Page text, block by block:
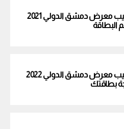
نتائج يانصيب معرض دمشق الدولي 2021
نتائج يانصيب معرض دمشق الدولي 2022
بطاقتك